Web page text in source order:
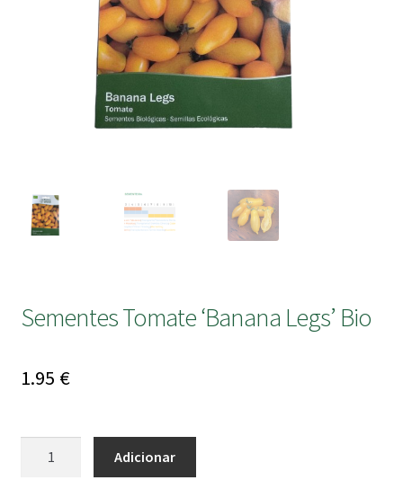
Sementes Tomate ‘Banana Legs’ Bio
1.95 €
Adicionar